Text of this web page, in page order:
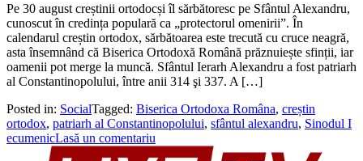
Pe 30 august creștinii ortodocși îl sărbătoresc pe Sfântul Alexandru,
cunoscut în credința populară ca „protectorul omenirii”. În
calendarul creștin ortodox, sărbătoarea este trecută cu cruce neagră,
asta însemnând că Biserica Ortodoxă Română prăznuiește sfinții, iar
oamenii pot merge la muncă. Sfântul Ierarh Alexandru a fost patriarh
al Constantinopolului, între anii 314 şi 337. A […]
Posted in: SocialTagged: Biserica Ortodoxa Româna, creștin
ortodox, patriarh al Constantinopolului, sfântul alexandru, Sinodul I
ecumenicLasă un comentariu